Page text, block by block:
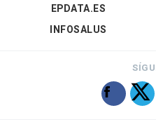
EPDATA.ES
INFOSALUS